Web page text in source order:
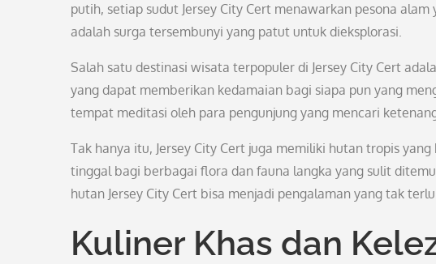
putih, setiap sudut Jersey City Cert menawarkan pesona
adalah surga tersembunyi yang patut untuk dieksplorasi.
Salah satu destinasi wisata terpopuler di Jersey City Cert
yang dapat memberikan kedamaian bagi siapa pun yang
tempat meditasi oleh para pengunjung yang mencari
Tak hanya itu, Jersey City Cert juga memiliki hutan tropis
tinggal bagi berbagai flora dan fauna langka yang sulit
hutan Jersey City Cert bisa menjadi pengalaman yang tak
Kuliner Khas dan